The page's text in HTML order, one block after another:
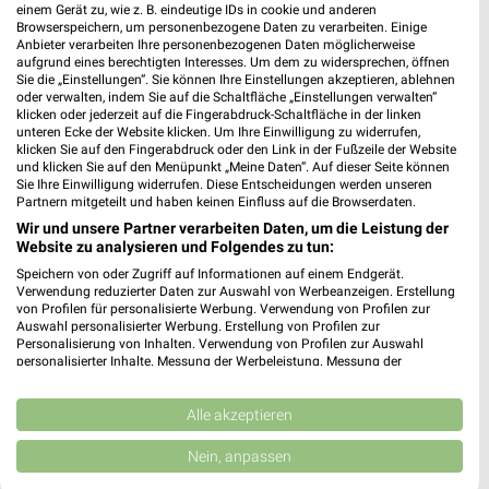
27,2 km
Angebote ab 08.08.
Gültig bis Fr. 14.08.
15,4 km
Angebote ab 03.08.
Noch heute gültig
XXXLutz XXXLutz
einem Gerät zu, wie z. B. eindeutige IDs in cookie und anderen
Browserspeichern, um personenbezogene Daten zu verarbeiten. Einige
Anbieter verarbeiten Ihre personenbezogenen Daten möglicherweise
aufgrund eines berechtigten Interesses. Um dem zu widersprechen, öffnen
Sie die „Einstellungen“. Sie können Ihre Einstellungen akzeptieren, ablehnen
oder verwalten, indem Sie auf die Schaltfläche „Einstellungen verwalten“
klicken oder jederzeit auf die Fingerabdruck-Schaltfläche in der linken
unteren Ecke der Website klicken. Um Ihre Einwilligung zu widerrufen,
klicken Sie auf den Fingerabdruck oder den Link in der Fußzeile der Website
und klicken Sie auf den Menüpunkt „Meine Daten“. Auf dieser Seite können
Sie Ihre Einwilligung widerrufen. Diese Entscheidungen werden unseren
Partnern mitgeteilt und haben keinen Einfluss auf die Browserdaten.
Wir und unsere Partner verarbeiten Daten, um die Leistung der
Website zu analysieren und Folgendes zu tun:
Speichern von oder Zugriff auf Informationen auf einem Endgerät.
Verwendung reduzierter Daten zur Auswahl von Werbeanzeigen. Erstellung
von Profilen für personalisierte Werbung. Verwendung von Profilen zur
Auswahl personalisierter Werbung. Erstellung von Profilen zur
Personalisierung von Inhalten. Verwendung von Profilen zur Auswahl
personalisierter Inhalte. Messung der Werbeleistung. Messung der
Kombinationen von Daten aus verschiedenen Quellen. Entwicklung und
Verbesserung der Angebote. Verwendung reduzierter Daten zur Auswahl
von Inhalten.
Daten können außerhalb der Europäischen Union weitergegeben und in die
USA gesendet werden.
Alle akzeptieren
Nein, anpassen